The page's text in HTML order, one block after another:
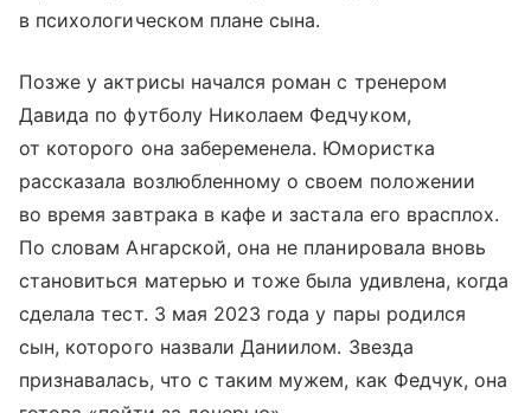
в психологическом плане сына.
Позже у актрисы начался роман с тренером
Давида по футболу Николаем Федчуком,
от которого она забеременела. Юмористка
рассказала возлюбленному о своем положении
во время завтрака в кафе и застала его врасплох.
По словам Ангарской, она не планировала вновь
становиться матерью и тоже была удивлена, когда
сделала тест. 3 мая 2023 года у пары родился
сын, которого назвали Даниилом. Звезда
признавалась, что с таким мужем, как Федчук, она